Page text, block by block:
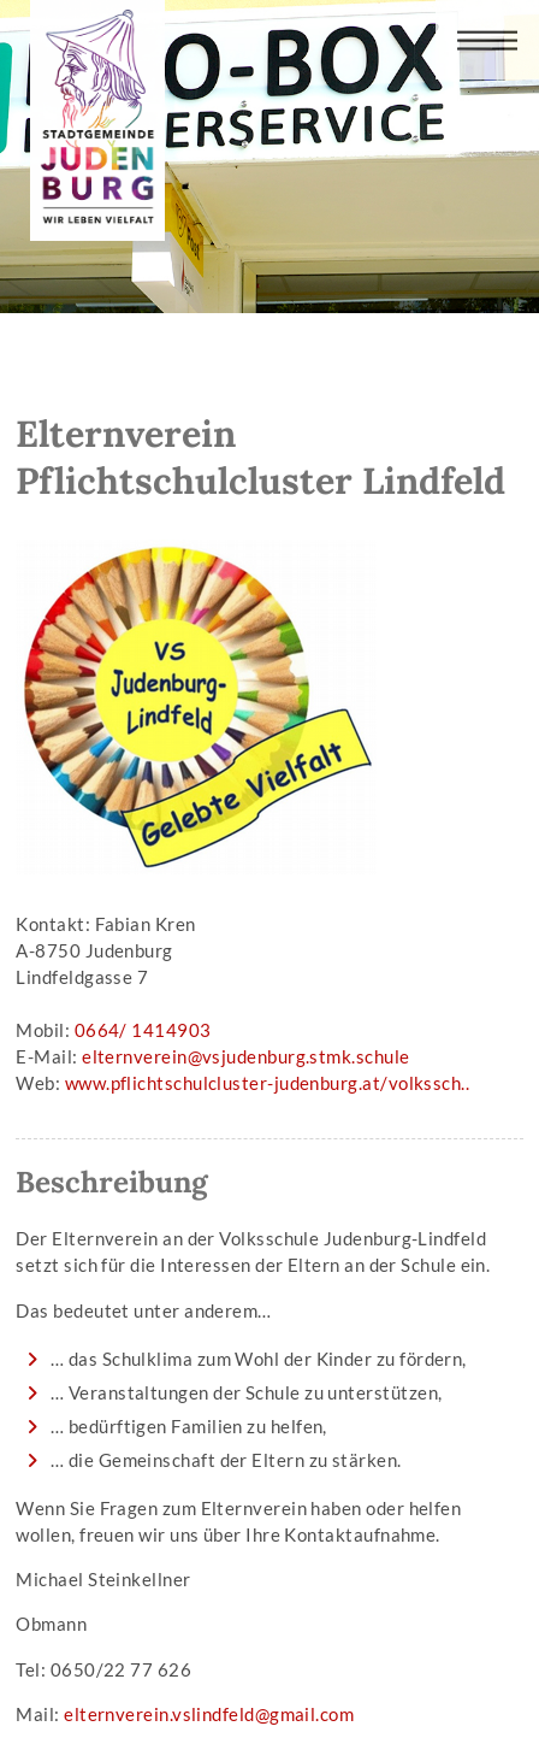
Elternverein
Pflichtschulcluster Lindfeld
Kontakt: Fabian Kren
A-8750 Judenburg
Lindfeldgasse 7
Mobil: 0664/ 1414903
E-Mail:elternverein@vsjudenburg.stmk.schule
Web: www.pflichtschulcluster-judenburg.at/volkssch..
Beschreibung
Der Elternverein an der Volksschule Judenburg-Lindfeld
setzt sich für die Interessen der Eltern an der Schule ein.
Das bedeutet unter anderem…
… das Schulklima zum Wohl der Kinder zu fördern,
… Veranstaltungen der Schule zu unterstützen,
… bedürftigen Familien zu helfen,
… die Gemeinschaft der Eltern zu stärken.
Wenn Sie Fragen zum Elternverein haben oder helfen
wollen, freuen wir uns über Ihre Kontaktaufnahme.
Michael Steinkellner
Obmann
Tel: 0650/22 77 626
Mail:elternverein.vslindfeld@gmail.com